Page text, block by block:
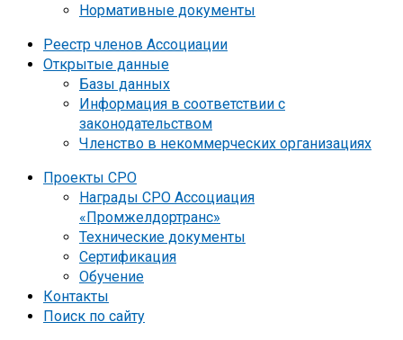
Нормативные документы
Реестр членов Ассоциации
Открытые данные
Базы данных
Информация в соответствии с
законодательством
Членство в некоммерческих организациях
Проекты СРО
Награды СРО Ассоциация
«Промжелдортранс»
Технические документы
Сертификация
Обучение
Контакты
Поиск по сайту